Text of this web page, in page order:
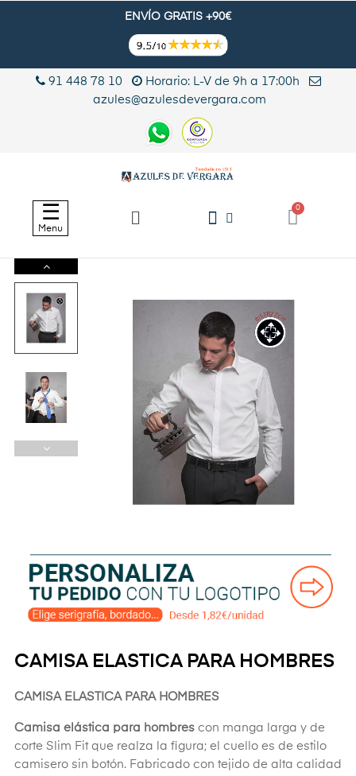
ENVÍO GRATIS +90€
91 448 78 10
Horario: L-V de 9h a 17:00h
azules@azulesdevergara.com
Navegación
de
palanca
☰
Menu
CAMISA ELASTICA PARA HOMBRES
CAMISA ELASTICA PARA HOMBRES
Camisa elástica para hombres con manga larga y de
corte Slim Fit que realza la figura; el cuello es de estilo
camisero sin botón. Fabricado con tejido de alta calidad